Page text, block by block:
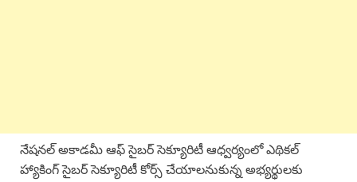
నేషనల్ అకాడమీ ఆఫ్ సైబర్ సెక్యూరిటీ ఆధ్వర్యంలో ఎథికల్
హ్యాకింగ్ సైబర్ సెక్యూరిటీ కోర్స్ చేయాలనుకున్న అభ్యర్థులకు